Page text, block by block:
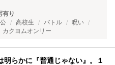
有り
高校生 バトル
呪い
カクヨムオンリー
明らかに『普通じゃない』。１